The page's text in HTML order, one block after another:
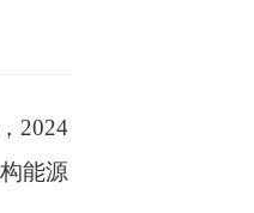
2024
能源